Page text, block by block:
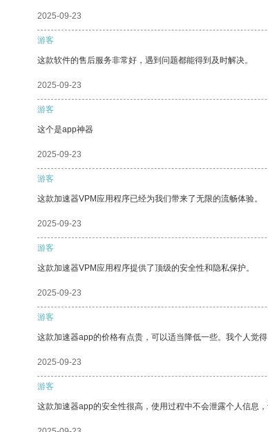
2025-09-23
游客
这款软件的售后服务非常好，遇到问题都能得到及时解决。
2025-09-23
游客
这个是app神器
2025-09-23
游客
这款加速器VPM应用程序已经为我们带来了无限的流畅体验。
2025-09-23
游客
这款加速器VPM应用程序提供了顶级的安全性和隐私保护。
2025-09-23
游客
这款加速器app的价格有点贵，可以适当降低一些。我个人觉
2025-09-23
游客
这款加速器app的安全性很高，使用过程中不会泄露个人信息，